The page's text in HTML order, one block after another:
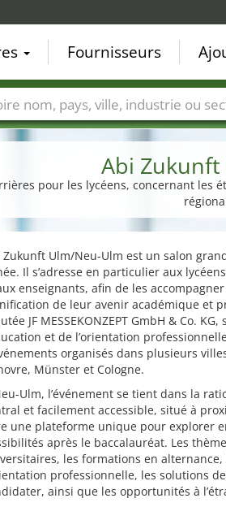
Abi Zukunft
pour les lycéens, concernant
Zukunft Ulm/Neu-Ulm est un salon
Il s’adresse en particulier aux
enseignants, afin de les
de leur avenir académique et
JF MESSEKONZEPT GmbH & Co.
et de l’orientation
organisés dans plusieurs
Münster et Cologne.
Ulm, l’événement se tient dans la
et facilement accessible, situé à
une plateforme unique pour explorer
après le baccalauréat. Les
les formations en alternance,
professionnelle, les solutions
ainsi que les opportunités à
Fournisseurs
Villes Secteurs de foire